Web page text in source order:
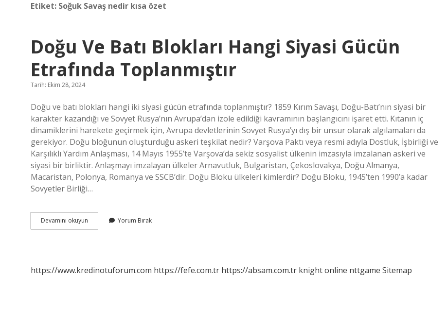
Etiket: Soğuk Savaş nedir kısa özet
Doğu Ve Batı Blokları Hangi Siyasi Gücün
Etrafında Toplanmıştır
Tarih: Ekim 28, 2024
Doğu ve batı blokları hangi iki siyasi gücün etrafında toplanmıştır? 1859 Kırım Savaşı, Doğu-Batı’nın siyasi bir
karakter kazandığı ve Sovyet Rusya’nın Avrupa’dan izole edildiği kavramının başlangıcını işaret etti. Kıtanın iç
dinamiklerini harekete geçirmek için, Avrupa devletlerinin Sovyet Rusya’yı dış bir unsur olarak algılamaları da
gerekiyor. Doğu bloğunun oluşturduğu askeri teşkilat nedir? Varşova Paktı veya resmi adıyla Dostluk, İşbirliği ve
Karşılıklı Yardım Anlaşması, 14 Mayıs 1955’te Varşova’da sekiz sosyalist ülkenin imzasıyla imzalanan askeri ve
siyasi bir birliktir. Anlaşmayı imzalayan ülkeler Arnavutluk, Bulgaristan, Çekoslovakya, Doğu Almanya,
Macaristan, Polonya, Romanya ve SSCB’dir. Doğu Bloku ülkeleri kimlerdir? Doğu Bloku, 1945’ten 1990’a kadar
Sovyetler Birliği…
Devamını okuyun
Ve
Gücün
Yorum Bırak
https://www.kredinotuforum.com https://fefe.com.tr https://absam.com.tr knight online nttgame Sitemap